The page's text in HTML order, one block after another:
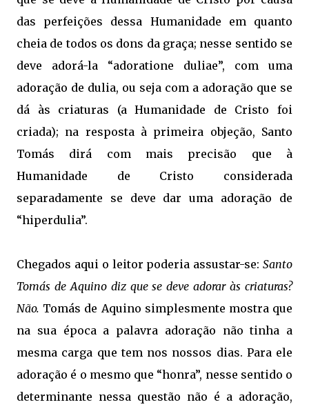
das perfeições dessa Humanidade em quanto
cheia de todos os dons da graça; nesse sentido se
deve adorá-la “adoratione duliae”, com uma
adoração de dulia, ou seja com a adoração que se
dá às criaturas (a Humanidade de Cristo foi
criada); na resposta à primeira objeção, Santo
Tomás dirá com mais precisão que à
Humanidade de Cristo considerada
separadamente se deve dar uma adoração de
“hiperdulia”.
Chegados aqui o leitor poderia assustar-se: Santo
Tomás de Aquino diz que se deve adorar às criaturas?
Não. Tomás de Aquino simplesmente mostra que
na sua época a palavra adoração não tinha a
mesma carga que tem nos nossos dias. Para ele
adoração é o mesmo que “honra”, nesse sentido o
determinante nessa questão não é a adoração,